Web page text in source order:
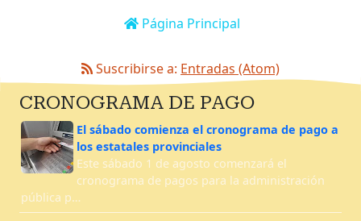
Página Principal
Suscribirse a: Entradas (Atom)
CRONOGRAMA DE PAGO
El sábado comienza el cronograma de pago a
los estatales provinciales
Este sábado 1 de agosto comenzará el
cronograma de pagos para la administración
pública p…